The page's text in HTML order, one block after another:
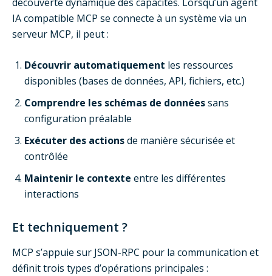
IA compatible MCP se connecte à un système via un
serveur MCP, il peut :
Découvrir automatiquement les ressources
disponibles (bases de données, API, fichiers, etc.)
Comprendre les schémas de donnéessans
configuration préalable
Exécuter des actionsde manière sécurisée et
contrôlée
Maintenir le contexte entre les différentes
interactions
Et techniquement ?
MCP s’appuie sur JSON-RPC pour la communication et
définit trois types d’opérations principales :